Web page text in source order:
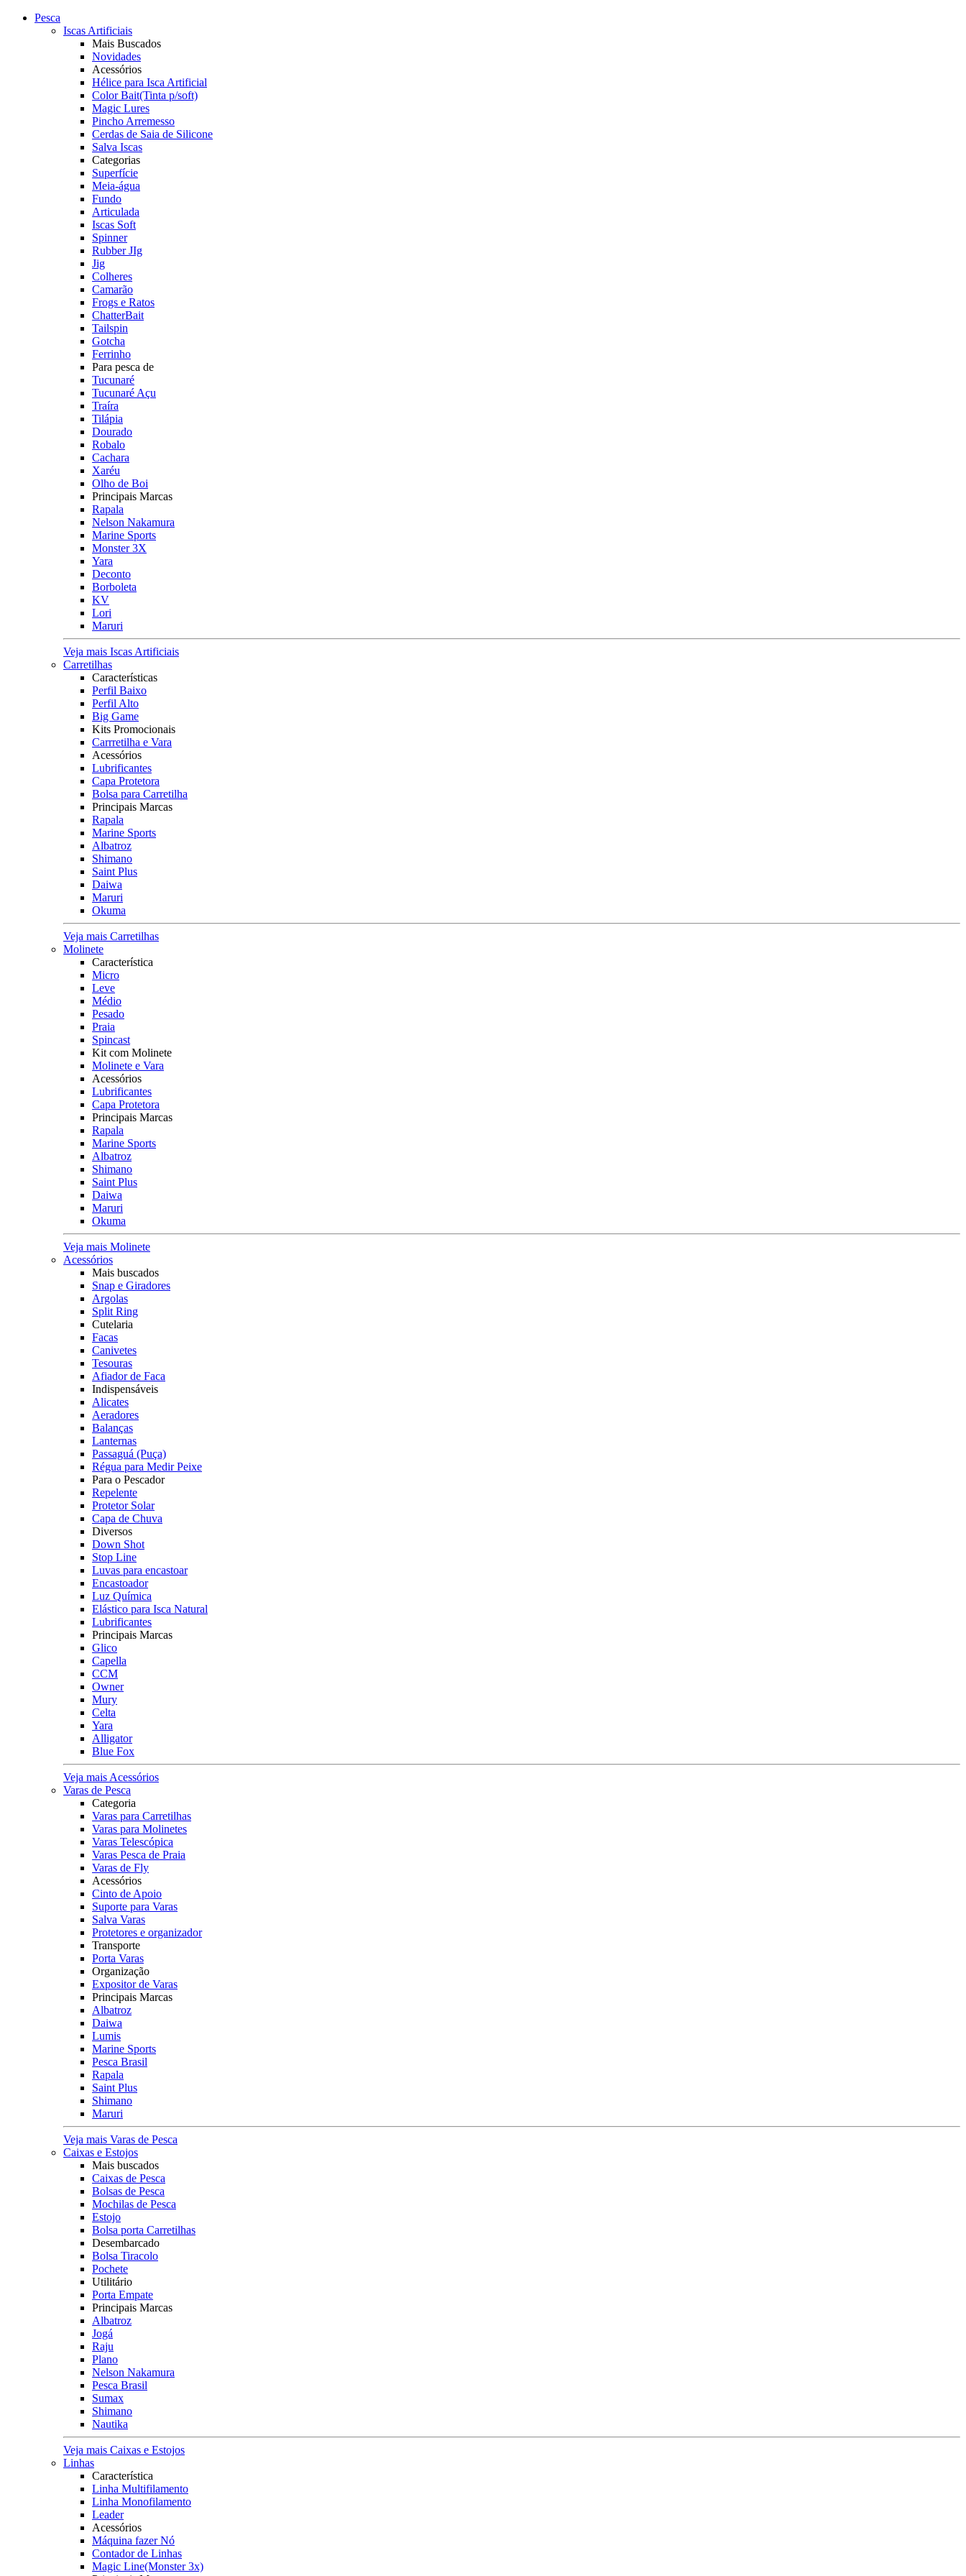
Pesca
Iscas Artificiais
Mais Buscados
Novidades
Acessórios
Hélice para Isca Artificial
Color Bait(Tinta p/soft)
Magic Lures
Pincho Arremesso
Cerdas de Saia de Silicone
Salva Iscas
Categorias
Superfície
Meia-água
Fundo
Articulada
Iscas Soft
Spinner
Rubber JIg
Jig
Colheres
Camarão
Frogs e Ratos
ChatterBait
Tailspin
Gotcha
Ferrinho
Para pesca de
Tucunaré
Tucunaré Açu
Traíra
Tilápia
Dourado
Robalo
Cachara
Xaréu
Olho de Boi
Principais Marcas
Rapala
Nelson Nakamura
Marine Sports
Monster 3X
Yara
Deconto
Borboleta
KV
Lori
Maruri
Veja mais Iscas Artificiais
Carretilhas
Características
Perfil Baixo
Perfil Alto
Big Game
Kits Promocionais
Carrretilha e Vara
Acessórios
Lubrificantes
Capa Protetora
Bolsa para Carretilha
Principais Marcas
Rapala
Marine Sports
Albatroz
Shimano
Saint Plus
Daiwa
Maruri
Okuma
Veja mais Carretilhas
Molinete
Característica
Micro
Leve
Médio
Pesado
Praia
Spincast
Kit com Molinete
Molinete e Vara
Acessórios
Lubrificantes
Capa Protetora
Principais Marcas
Rapala
Marine Sports
Albatroz
Shimano
Saint Plus
Daiwa
Maruri
Okuma
Veja mais Molinete
Acessórios
Mais buscados
Snap e Giradores
Argolas
Split Ring
Cutelaria
Facas
Canivetes
Tesouras
Afiador de Faca
Indispensáveis
Alicates
Aeradores
Balanças
Lanternas
Passaguá (Puça)
Régua para Medir Peixe
Para o Pescador
Repelente
Protetor Solar
Capa de Chuva
Diversos
Down Shot
Stop Line
Luvas para encastoar
Encastoador
Luz Química
Elástico para Isca Natural
Lubrificantes
Principais Marcas
Glico
Capella
CCM
Owner
Mury
Celta
Yara
Alligator
Blue Fox
Veja mais Acessórios
Varas de Pesca
Categoria
Varas para Carretilhas
Varas para Molinetes
Varas Telescópica
Varas Pesca de Praia
Varas de Fly
Acessórios
Cinto de Apoio
Suporte para Varas
Salva Varas
Protetores e organizador
Transporte
Porta Varas
Organização
Expositor de Varas
Principais Marcas
Albatroz
Daiwa
Lumis
Marine Sports
Pesca Brasil
Rapala
Saint Plus
Shimano
Maruri
Veja mais Varas de Pesca
Caixas e Estojos
Mais buscados
Caixas de Pesca
Bolsas de Pesca
Mochilas de Pesca
Estojo
Bolsa porta Carretilhas
Desembarcado
Bolsa Tiracolo
Pochete
Utilitário
Porta Empate
Principais Marcas
Albatroz
Jogá
Raju
Plano
Nelson Nakamura
Pesca Brasil
Sumax
Shimano
Nautika
Veja mais Caixas e Estojos
Linhas
Característica
Linha Multifilamento
Linha Monofilamento
Leader
Acessórios
Máquina fazer Nó
Contador de Linhas
Magic Line(Monster 3x)